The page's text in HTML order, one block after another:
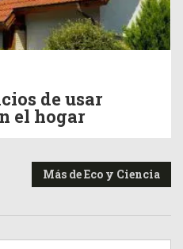
de usar
el hogar
Más de Eco y Ciencia